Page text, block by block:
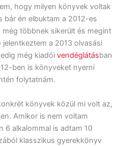
hogy milyen könyvek voltak
bár én elbuktam a 2012-es
még többnek sikerült és megint
a 2013 olvasási
még kiadóivendéglátásban
ben is könyveket nyerni
folytatnám.
könyvek közül mi volt az,
Amikor is nem voltam
6 alkalommal is adtam 10
klasszikus gyerekkönyv